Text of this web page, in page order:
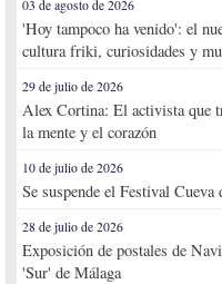
03 de agosto de 2026
'Hoy tampoco ha venido': el
cultura friki, curiosidades y
29 de julio de 2026
Alex Cortina: El activista que
la mente y el corazón
10 de julio de 2026
Se suspende el Festival Cueva
28 de julio de 2026
Exposición de postales de
'Sur' de Málaga